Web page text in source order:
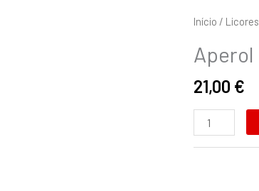
Início / Licores
Aperol
21,00 €
Quantidade
Aperol